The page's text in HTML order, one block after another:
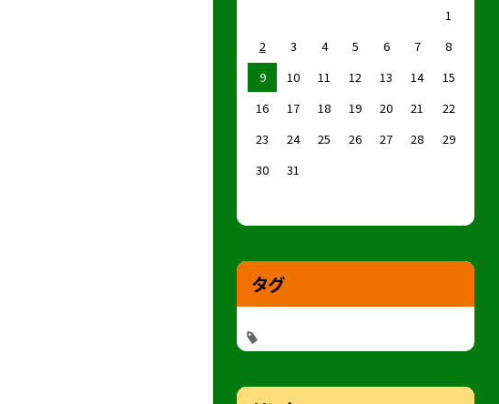
1
2
3 4 5 6 7
8
9
10 11 12 13 14
15
16
17 18 19 20 21
22
23
24 25 26 27 28
29
30
31
タグ